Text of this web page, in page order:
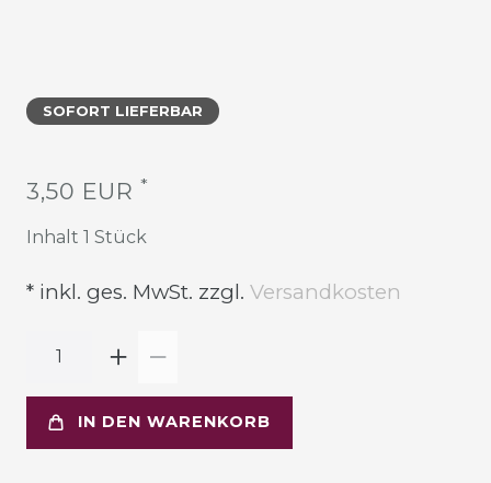
SOFORT LIEFERBAR
3,50 EUR *
Inhalt 1 Stück
* inkl. ges. MwSt. zzgl. Versandkosten
IN DEN WARENKORB